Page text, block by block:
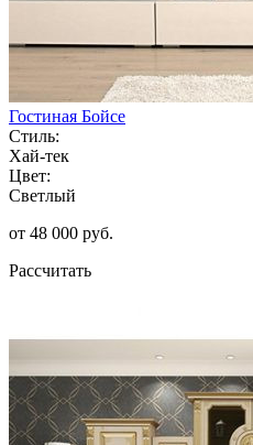
Гостиная Бойсе
Стиль:
Хай-тек
Цвет:
Светлый
от 48 000 руб.
Рассчитать